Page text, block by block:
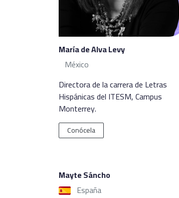
María de Alva Levy
México
Directora de la carrera de Letras
Hispánicas del ITESM, Campus
Monterrey.
Conócela
Mayte Sáncho
España